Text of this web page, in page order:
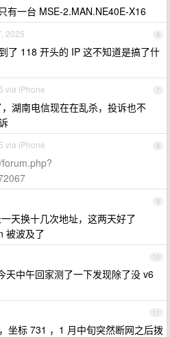
有一台 MSE-2.MAN.NE40E-X16
6
2025
了 118 开头的 IP 这不知道是搞了什
7
via iPhone
湖南电信现在在乱杀，投诉也不
8
via iPhone
9
天换十几次地址，这两天好了
被波及了
10
天中午回家测了一下发现除了没 v6
11
坐标 731 ，1 月中旬突然断网之后拨